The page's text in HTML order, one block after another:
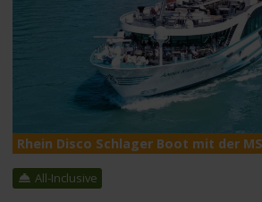
Rhein Disco Schlager Boot mit der
All-Inclusive